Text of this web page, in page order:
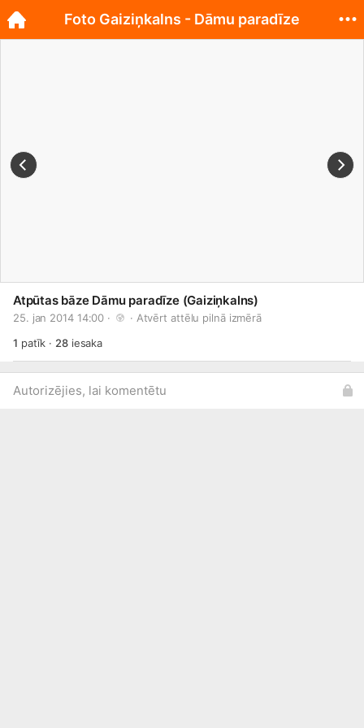
Atpūtas bāze Dāmu paradīze (Gaiziņkalns)
25. jan 2014 14:00 · · Atvērt attēlu pilnā izmērā
1 patīk · 28iesaka
Autorizējies, lai komentētu
Foto Gaiziņkalns - Dāmu paradīze